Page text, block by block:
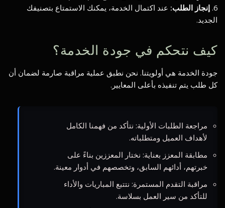
6. إنجاز الطلب: عند اكتمال الخدمة، يمكنك الاستمتاع بتصنيفك
الجديد.
كيف نتحكم في جودة الخدمة؟
جودة الخدمة هي أولويتنا. نحن نطبق عملية مراقبة صارمة لضمان أن
كل طلب يتم تنفيذه بأعلى المعايير.
مراجعة الطلبات الأولية: نتأكد من فهمنا الكامل
لأهداف العميل ومتطلباته.
مطابقة المعزز بعناية: نختار المعززين بناءً على
خبرتهم، أدائهم السابق، وتخصصهم في أدوار معينة.
مراقبة التقدم المستمرة: نتتبع المباريات والأداء
للتأكد من سير العمل بسلاسة.